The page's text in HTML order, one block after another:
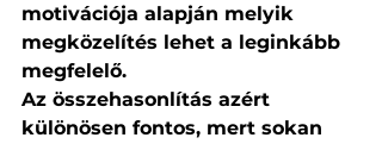
motivációja alapján melyik
megközelítés lehet a leginkább
megfelelő.
Az összehasonlítás azért
különösen fontos, mert sokan